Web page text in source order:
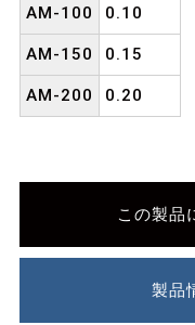
AM-100 0.10
AM-150 0.15
AM-200 0.20
この製品
製品